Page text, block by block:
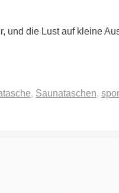
und die Lust auf kleine
, Saunataschen,